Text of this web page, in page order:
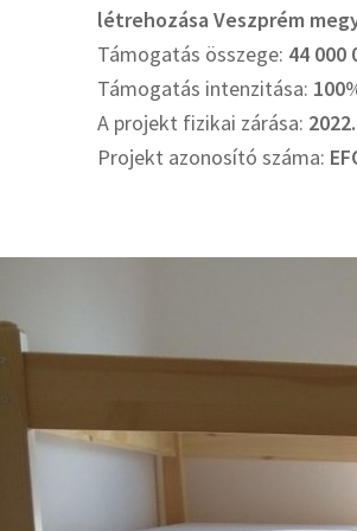
létrehozása Veszprém
Támogatás összege: 44 000
Támogatás intenzitása: 100
A projekt fizikai zárása:
Projekt azonosító száma: